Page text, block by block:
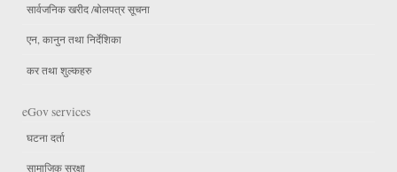
सार्वजनिक खरीद /बोलपत्र सूचना
एन, कानुन तथा निर्देशिका
कर तथा शुल्कहरु
eGov services
घटना दर्ता
सामाजिक सुरक्षा